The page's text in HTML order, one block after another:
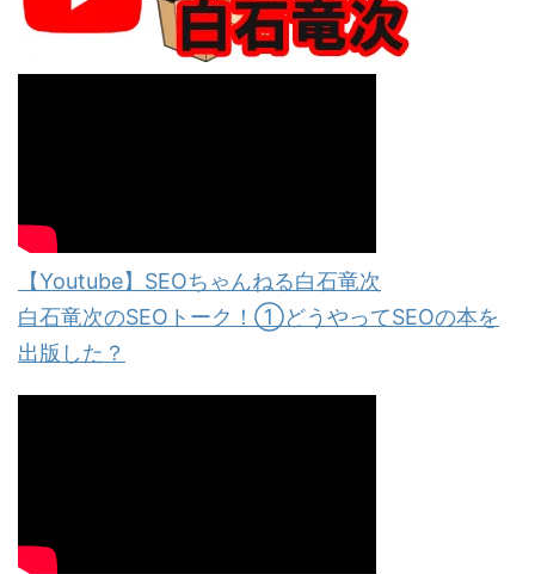
【Youtube】SEOちゃんねる白石竜次
白石竜次のSEOトーク！①どうやってSEOの本を
出版した？